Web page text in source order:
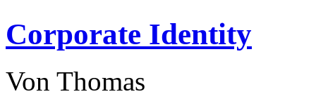
Corporate Identity
Von Thomas